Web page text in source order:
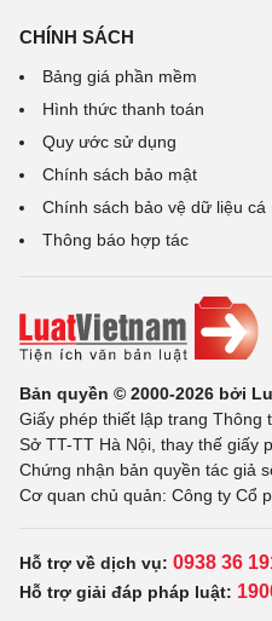
CHÍNH SÁCH
Bảng giá phần mềm
Hình thức thanh toán
Quy ước sử dụng
Chính sách bảo mật
Chính sách bảo vệ dữ liệu cá
Thông báo hợp tác
Bản quyền © 2000-2026 bởi
Giấy phép thiết lập trang
Sở TT-TT Hà Nội, thay thế giấy
Chứng nhận bản quyền tác giả
Cơ quan chủ quản: Công ty Cổ
Hỗ trợ về dịch vụ: 0938 36
Hỗ trợ giải đáp pháp luật: